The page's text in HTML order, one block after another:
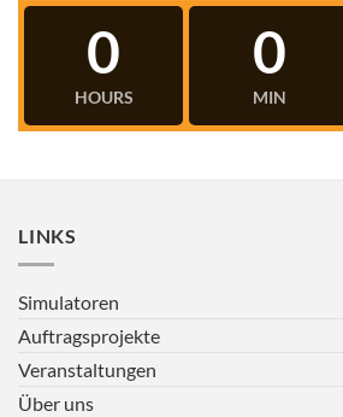
0
HOURS
0
MIN
LINKS
Simulatoren
Auftragsprojekte
Veranstaltungen
Über uns